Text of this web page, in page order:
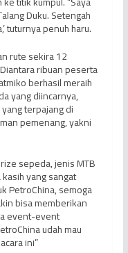
Duku. Setengah
tuturnya penuh haru.
rute sekira 12
ribuan peserta
berhasil meraih
yang diincarnya,
terpajang di
pemenang, yakni
sepeda, jenis MTB
yang sangat
PetroChina, semoga
bisa memberikan
event-event
udah mau
ini”